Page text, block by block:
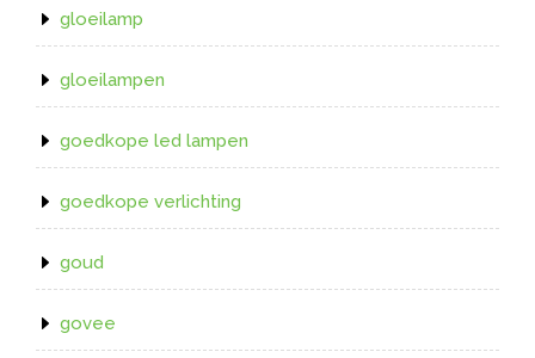
gloeilamp
gloeilampen
goedkope led lampen
goedkope verlichting
goud
govee